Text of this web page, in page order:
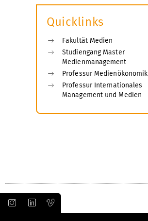
Quicklinks
Fakultät Medien
Studiengang Master
Medienmanagement
Professur Medienökonomik
Professur Internationales
Management und Medien